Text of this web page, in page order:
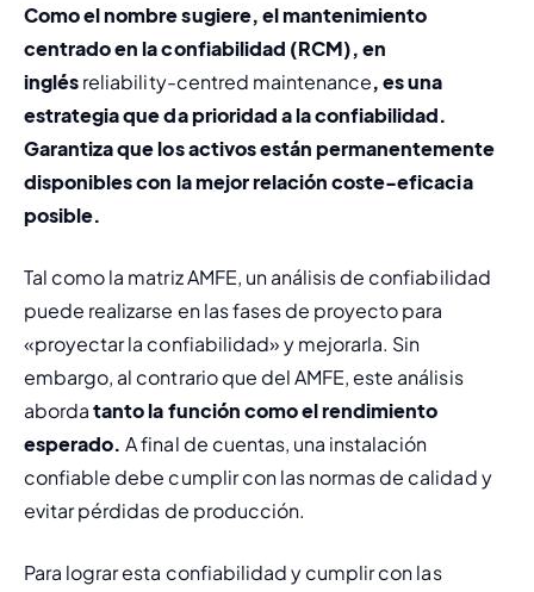
Como el nombre sugiere, el mantenimiento
centrado en la confiabilidad (RCM), en
inglés reliability-centred maintenance, es una
estrategia que da prioridad a la confiabilidad.
Garantiza que los activos están permanentemente
disponibles con la mejor relación coste-eficacia
posible.
Tal como la matriz AMFE, un análisis de confiabilidad
puede realizarse en las fases de proyecto para
«proyectar la confiabilidad» y mejorarla. Sin
embargo, al contrario que del AMFE, este análisis
aborda tanto la función como el rendimiento
esperado. A final de cuentas, una instalación
confiable debe cumplir con las normas de calidad y
evitar pérdidas de producción.
Para lograr esta confiabilidad y cumplir con las